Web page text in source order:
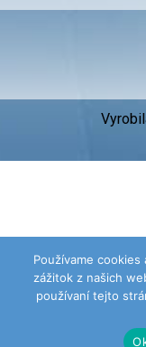
Používame
zážitok z našich
používaní tejto